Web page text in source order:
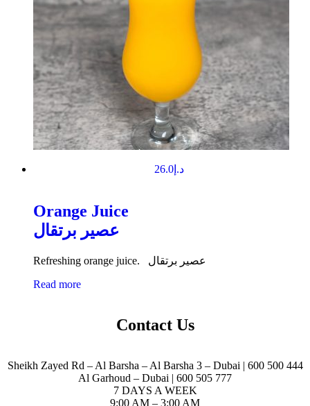
د.إ26.0
Orange Juice
عصير برتقال
Refreshing orange juice. عصير برتقال
Read more
Contact Us
Sheikh Zayed Rd – Al Barsha – Al Barsha 3 – Dubai | 600 500 444
Al Garhoud – Dubai | 600 505 777
7 DAYS A WEEK
9:00 AM – 3:00 AM